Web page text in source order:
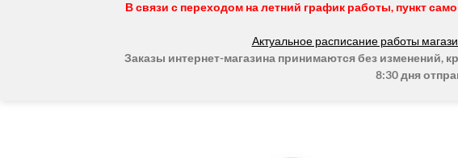
В связи с переходом на летний график работы, пункт
Актуальное расписание работы
Заказы интернет-магазина принимаются без изменений,
8:30 дня